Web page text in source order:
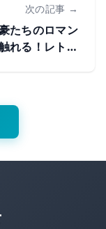
次の記事 →
たちのロマン
れる！レトロ